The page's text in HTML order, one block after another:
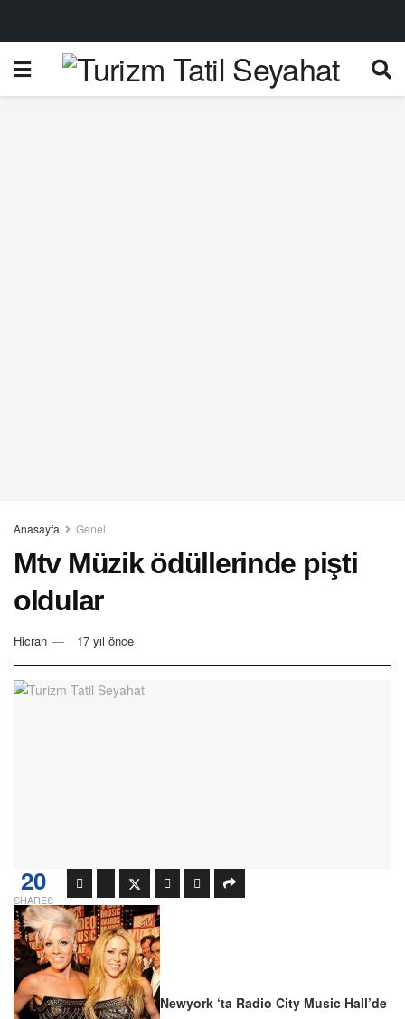
Anasayfa Genel
Mtv Müzik ödüllerinde pişti
oldular
Hicran 17 yıl önce
20
SHARES
Newyork ‘ta Radio City Music Hall’de